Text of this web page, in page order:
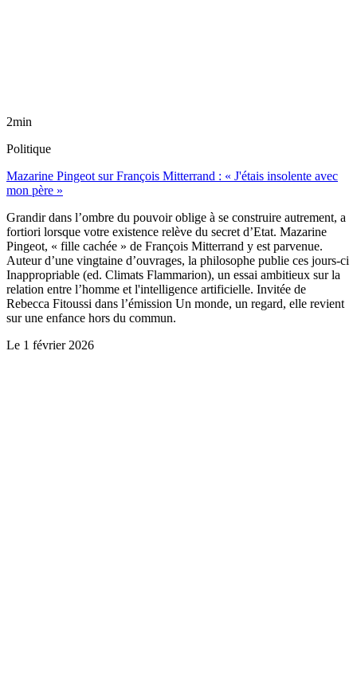
2min
Politique
Mazarine Pingeot sur François Mitterrand : « J'étais insolente avec
mon père »
Grandir dans l’ombre du pouvoir oblige à se construire autrement, a
fortiori lorsque votre existence relève du secret d’Etat. Mazarine
Pingeot, « fille cachée » de François Mitterrand y est parvenue.
Auteur d’une vingtaine d’ouvrages, la philosophe publie ces jours-ci
Inappropriable (ed. Climats Flammarion), un essai ambitieux sur la
relation entre l’homme et l'intelligence artificielle. Invitée de
Rebecca Fitoussi dans l’émission Un monde, un regard, elle revient
sur une enfance hors du commun.
Le 1 février 2026